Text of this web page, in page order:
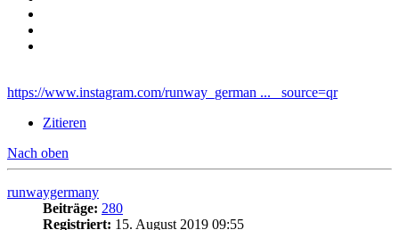
https://www.instagram.com/runway_german ... _source=qr
Zitieren
Nach oben
runwaygermany
Beiträge: 280
Registriert: 15. August 2019 09:55